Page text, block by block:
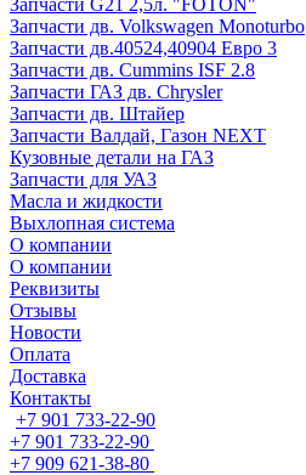
Запчасти G21 2,5л. "FOTON"
Запчасти дв. Volkswagen Monoturbo
Запчасти дв.40524,40904 Евро 3
Запчасти дв. Cummins ISF 2.8
Запчасти ГАЗ дв. Chrysler
Запчасти дв. Штайер
Запчасти Валдай, Газон NEXT
Кузовные детали на ГАЗ
Запчасти для УАЗ
Масла и жидкости
Выхлопная система
О компании
О компании
Реквизиты
Отзывы
Новости
Оплата
Доставка
Контакты
+7 901 733-22-90
+7 901 733-22-90
+7 909 621-38-80